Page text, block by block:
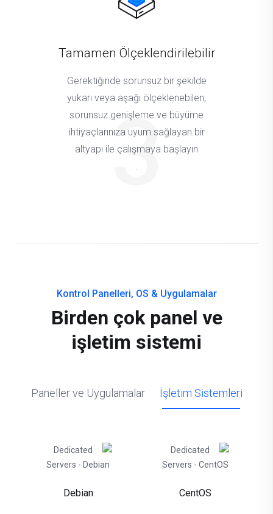
3
Tamamen Ölçeklendirilebilir
Gerektiğinde sorunsuz bir şekilde
yukarı veya aşağı ölçeklenebilen,
sorunsuz genişleme ve büyüme
ihtiyaçlarınıza uyum sağlayan bir
altyapı ile çalışmaya başlayın
.
Kontrol Panelleri, OS & Uygulamalar
Birden çok panel ve
işletim sistemi
İşletim Sistemleri
Paneller ve Uygulamalar
CentOS
Debian